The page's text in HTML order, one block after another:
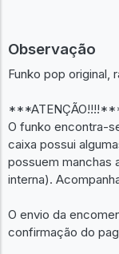
Observação
Funko pop original,
O funko encontra-
caixa possui
possuem manchas
interna).
O envio da
confirmação do